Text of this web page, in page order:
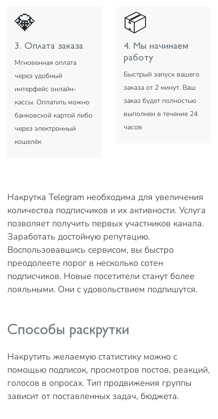
💎
3. Оплата заказа
Мгновенная оплата
через удобный
интерфейс онлайн-
кассы. Оплатить можно
банковской картой либо
через электронный
кошелёк
📦
4. Мы начинаем
работу
Быстрый запуск вашего
заказа от 2 минут. Ваш
заказ будет полностью
выполнен в течение 24
часов
Накрутка Telegram необходима для увеличения
количества подписчиков и их активности. Услуга
позволяет получить первых участников канала.
Заработать достойную репутацию.
Воспользовавшись сервисом, вы быстро
преодолеете порог в несколько сотен
подписчиков. Новые посетители станут более
лояльными. Они с удовольствием подпишутся.
Способы раскрутки
Накрутить желаемую статистику можно с
помощью подписок, просмотров постов, реакций,
голосов в опросах. Тип продвижения группы
зависит от поставленных задач, бюджета.